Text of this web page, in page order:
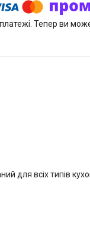
платежі. Тепер ви
для всіх типів